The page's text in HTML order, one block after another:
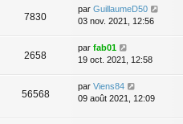
7830
par GuillaumeD50
03 nov. 2021, 12:56
2658
par fab01
19 oct. 2021, 12:58
56568
par Viens84
09 août 2021, 12:09